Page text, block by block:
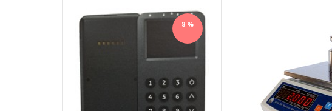
8 %